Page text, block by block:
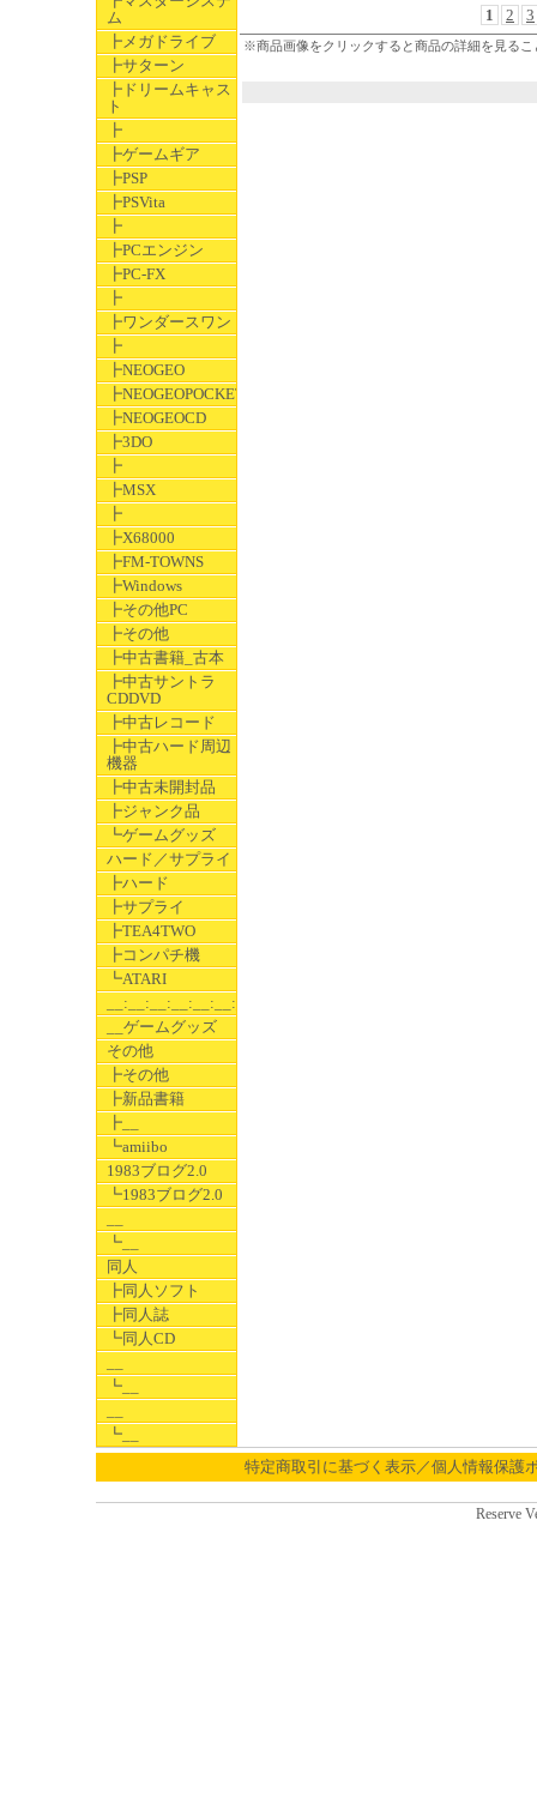
ム
┣メガドライブ
┣サターン
┣ドリームキャス
ト
┣
┣ゲームギア
┣PSP
┣PSVita
┣
┣PCエンジン
┣PC-FX
┣
┣ワンダースワン
┣
┣NEOGEO
┣NEOGEOPOCKET
┣NEOGEOCD
┣3DO
┣
┣MSX
┣
┣X68000
┣FM-TOWNS
┣Windows
┣その他PC
┣その他
┣中古書籍_古本
┣中古サントラ
CDDVD
┣中古レコード
┣中古ハード周辺
機器
┣中古未開封品
┣ジャンク品
┗ゲームグッズ
ハード／サプライ
┣ハード
┣サプライ
┣TEA4TWO
┣コンパチ機
┗ATARI
__:__:__:__:__:__:__
__ゲームグッズ
その他
┣その他
┣新品書籍
┣__
┗amiibo
1983ブログ2.0
┗1983ブログ2.0
┗__
同人
┣同人ソフト
┣同人誌
┗同人CD
┗__
┗__
1 2 3
※商品画像をクリックすると商品の詳細を見るこ
特定商取引に基づく表示／個人情報保護
Reserve